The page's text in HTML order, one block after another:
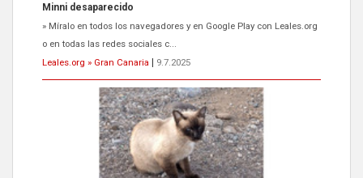
Minni desaparecido
» Míralo en todos los navegadores y en Google Play con Leales.org
o en todas las redes sociales c...
Leales.org » Gran Canaria
9.7.2025